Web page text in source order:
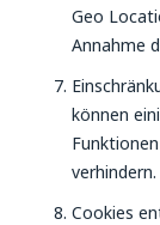
Geo
Annahme
können
verhindern.
Cookies